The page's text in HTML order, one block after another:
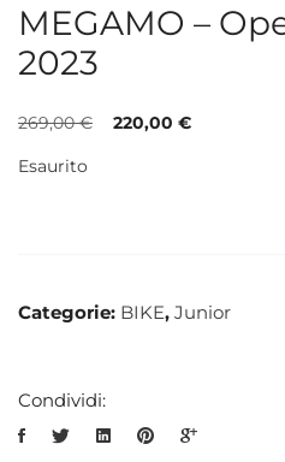
MEGAMO –
2023
269,00€ 220,00 €
Esaurito
Categorie: BIKE, Junior
Condividi: